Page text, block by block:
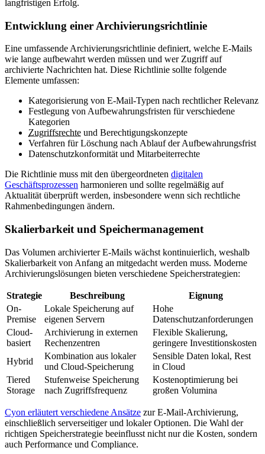
langfristigen Erfolg.
Entwicklung einer Archivierungsrichtlinie
Eine umfassende Archivierungsrichtlinie definiert, welche E-Mails
wie lange aufbewahrt werden müssen und wer Zugriff auf
archivierte Nachrichten hat. Diese Richtlinie sollte folgende
Elemente umfassen:
Kategorisierung von E-Mail-Typen nach rechtlicher Relevanz
Festlegung von Aufbewahrungsfristen für verschiedene
Kategorien
Zugriffsrechte und Berechtigungskonzepte
Verfahren für Löschung nach Ablauf der Aufbewahrungsfrist
Datenschutzkonformität und Mitarbeiterrechte
Die Richtlinie muss mit den übergeordneten digitalen
Geschäftsprozessen harmonieren und sollte regelmäßig auf
Aktualität überprüft werden, insbesondere wenn sich rechtliche
Rahmenbedingungen ändern.
Skalierbarkeit und Speichermanagement
Das Volumen archivierter E-Mails wächst kontinuierlich, weshalb
Skalierbarkeit von Anfang an mitgedacht werden muss. Moderne
Archivierungslösungen bieten verschiedene Speicherstrategien:
Strategie Beschreibung
Eignung
On-
Premise
Lokale Speicherung auf
eigenen Servern
Hohe
Datenschutzanforderungen
Cloud-
basiert
Archivierung in externen
Rechenzentren
Flexible Skalierung,
geringere Investitionskosten
Hybrid
Kombination aus lokaler
und Cloud-Speicherung
Sensible Daten lokal, Rest
in Cloud
Tiered
Storage
Stufenweise Speicherung
nach Zugriffsfrequenz
Kostenoptimierung bei
großen Volumina
Cyon erläutert verschiedene Ansätze zur E-Mail-Archivierung,
einschließlich serverseitiger und lokaler Optionen. Die Wahl der
richtigen Speicherstrategie beeinflusst nicht nur die Kosten, sondern
auch Performance und Compliance.